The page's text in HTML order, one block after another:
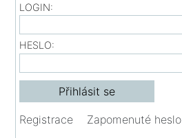
LOGIN:
HESLO:
Registrace Zapomenuté heslo